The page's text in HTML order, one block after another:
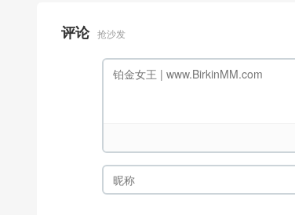
评论 抢沙发